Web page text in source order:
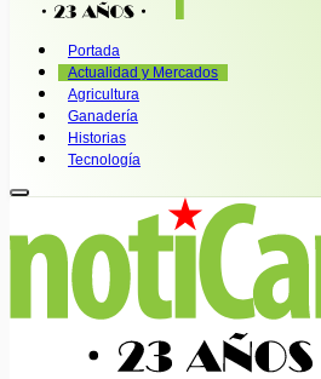
Portada
Actualidad y Mercados
Agricultura
Ganadería
Historias
Tecnología